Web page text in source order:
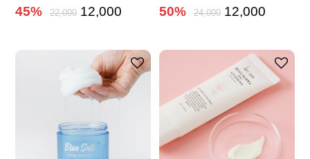
45% 22,000 12,000 50% 24,000 12,000